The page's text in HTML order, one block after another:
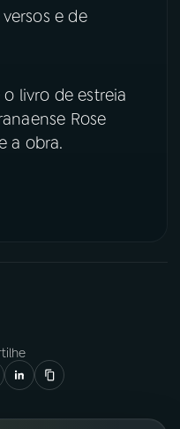
Facebook
X
e de
livro de estreia
Rose
a obra.